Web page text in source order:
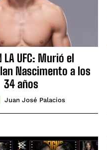
LA UFC: Murió el
Nascimento a los
34 años
Juan José Palacios